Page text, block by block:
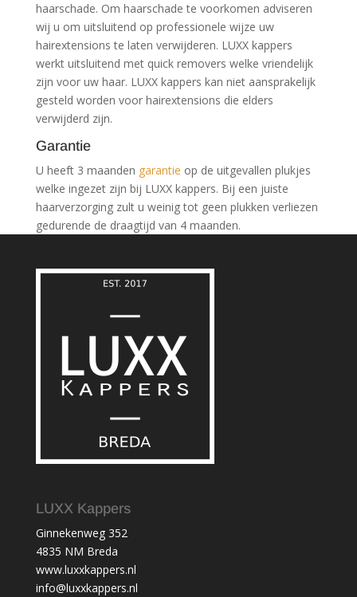
haarschade. Om haarschade te voorkomen adviseren
wij u om uitsluitend op professionele wijze uw
hairextensions te laten verwijderen. LUXX kappers
werkt uitsluitend met quick removers welke vriendelijk
zijn voor uw haar. LUXX kappers kan niet aansprakelijk
gesteld worden voor hairextensions die elders
verwijderd zijn.
Garantie
U heeft 3 maanden garantie op de uitgevallen plukjes
welke ingezet zijn bij LUXX kappers. Bij een juiste
haarverzorging zult u weinig tot geen plukken verliezen
gedurende de draagtijd van 4 maanden.
LUXX Kappers
Ginnekenweg 352
4835 NM Breda
www.luxxkappers.nl
info@luxxkappers.nl